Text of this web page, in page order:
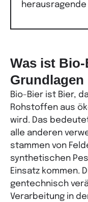
Was ist
Grundlagen
Bio-Bier ist Bier,
Rohstoffen aus
wird. Das
alle anderen
stammen von
synthetischen
Einsatz kommen.
gentechnisch
Verarbeitung in